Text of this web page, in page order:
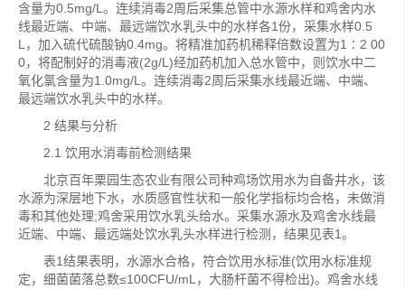
含量为0.5mg/L。连续消毒2周后采集总管中水源水样和鸡舍内水
线最近端、中端、最远端饮水乳头中的水样各1份，采集水样0.5
L，加入硫代硫酸钠0.4mg。将精准加药机稀释倍数设置为1∶2 00
0，将配制好的消毒液(2g/L)经加药机加入总水管中，则饮水中二
氧化氯含量为1.0mg/L。连续消毒2周后采集水线最近端、中端、
最远端饮水乳头中的水样。
2 结果与分析
2.1 饮用水消毒前检测结果
北京百年栗园生态农业有限公司种鸡场饮用水为自备井水，该
水源为深层地下水，水质感官性状和一般化学指标均合格，未做消
毒和其他处理;鸡舍采用饮水乳头给水。采集水源水及鸡舍水线最
近端、中端、最远端处饮水乳头水样进行检测，结果见表1。
表1结果表明，水源水合格，符合饮用水标准(饮用水标准规
定，细菌菌落总数≤100CFU/mL，大肠杆菌不得检出)。鸡舍水线